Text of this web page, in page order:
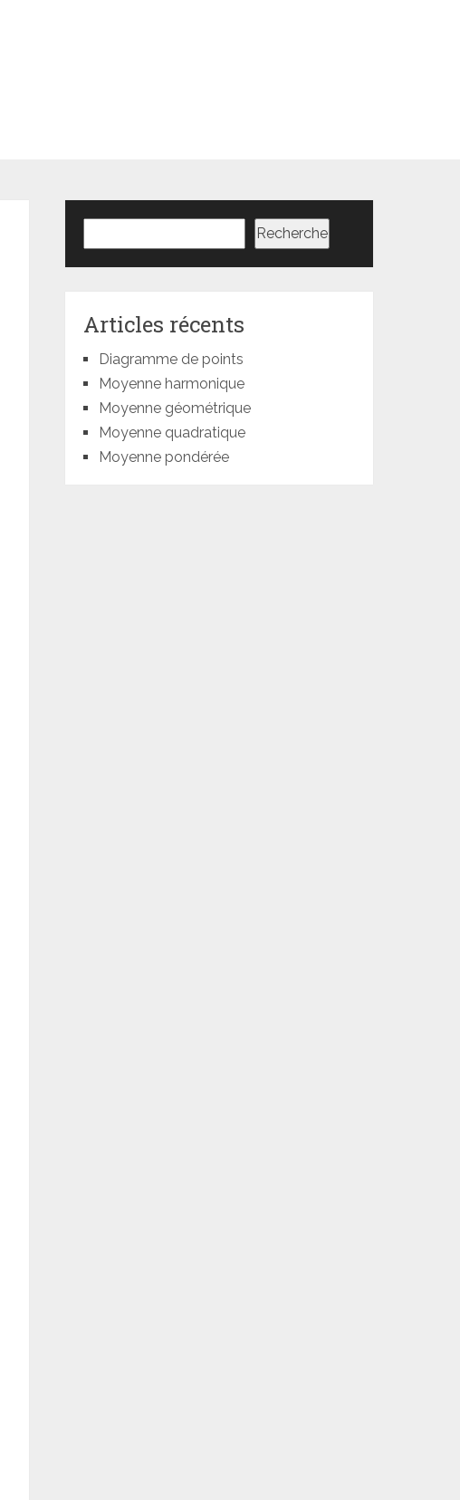
Recherche
Articles récents
Diagramme de points
Moyenne harmonique
Moyenne géométrique
Moyenne quadratique
Moyenne pondérée